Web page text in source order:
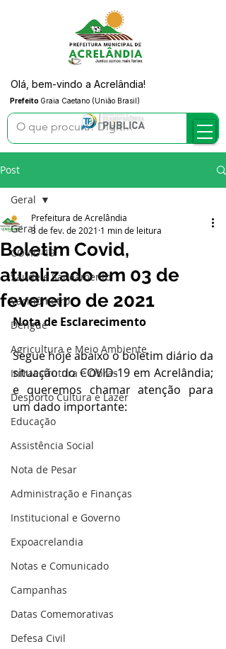
Prefeito Graia Caetano (União Brasil)
Olá, bem-vindo a Acrelândia!
Post
Geral
COVID-19
Saúde e Saneamento
Vacinômetro
Dengue
Agricultura e Meio Ambiente
Infraestrutura e Obras
Desporto Cultura e Lazer
Educação
Assistência Social
Nota de Pesar
Administração e Finanças
Institucional e Governo
Expoacrelandia
Notas e Comunicado
Campanhas
Datas Comemorativas
Defesa Civil
Geral
Boletim Covid,
atualizado em 03 de
fevereiro de 2021
Prefeitura de Acrelândia
3 de fev. de 2021 1 min de leitura
Nota de Esclarecimento
Segue hoje abaixo o boletim diário da
situação do COVID-19 em Acrelândia;
e queremos chamar atenção para
um dado importante: